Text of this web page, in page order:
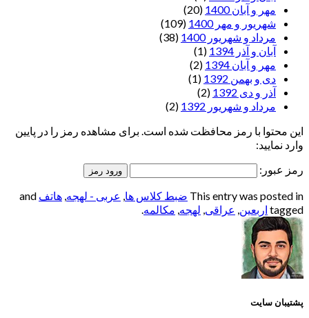
مهر و آبان 1400
(20)
شهریور و مهر 1400
(109)
مرداد و شهریور 1400
(38)
آبان و آذر 1394
(1)
مهر و آبان 1394
(2)
دی و بهمن 1392
(1)
آذر و دی 1392
(2)
مرداد و شهریور 1392
(2)
این محتوا با رمز محافظت شده است. برای مشاهده رمز را در پایین
وارد نمایید:
رمز عبور:
This entry was posted in ضبط کلاس ها, عربی - لهجه, هاتف and
tagged اربعین, عراقی, لهجه, مکالمه.
پشتیبان سایت